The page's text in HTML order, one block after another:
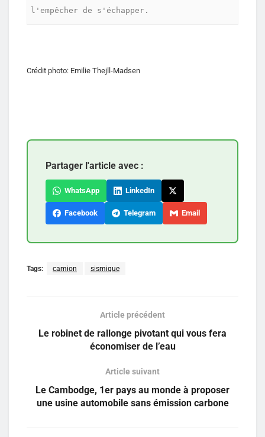
l'empêcher de s'échapper.
Crédit photo: Emilie Thejll-Madsen
Partager l'article avec :
WhatsApp LinkedIn
Facebook Telegram Email
Tags: camion sismique
Article précédent
Le robinet de rallonge pivotant qui vous fera
économiser de l’eau
Article suivant
Le Cambodge, 1er pays au monde à proposer
une usine automobile sans émission carbone